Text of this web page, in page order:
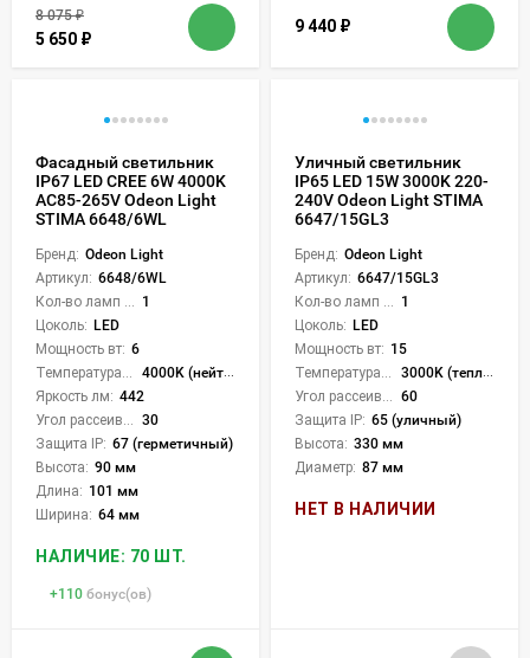
8 075₽
5 650 ₽
9 440 ₽
Фасадный светильник
IP67 LED CREE 6W 4000K
AC85-265V Odeon Light
STIMA 6648/6WL
Бренд: Odeon Light
Артикул: 6648/6WL
1
Цоколь: LED
Мощность вт: 6
4000K (нейтральный)
Яркость лм: 442
30
Защита IP: 67 (герметичный)
Высота: 90 мм
Длина: 101 мм
Ширина: 64 мм
НАЛИЧИЕ: 70 ШТ.
+110 бонус(ов)
Уличный светильник
IP65 LED 15W 3000K 220-
240V Odeon Light STIMA
6647/15GL3
Бренд: Odeon Light
Артикул: 6647/15GL3
1
Цоколь: LED
Мощность вт: 15
3000K (теплый)
60
Защита IP: 65 (уличный)
Высота: 330 мм
Диаметр: 87 мм
НЕТ В НАЛИЧИИ